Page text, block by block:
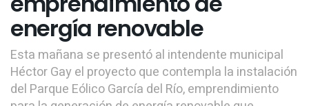
energía renovable
Esta mañana se presentó al intendente municipal
Héctor Gay el proyecto que contempla la instalación
del Parque Eólico García del Río, emprendimiento